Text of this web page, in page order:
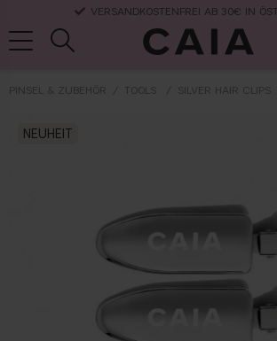
VERSANDKOSTENFREI AB 30€ IN
PINSEL & ZUBEHÖR TOOLS SILVER HAIR CLIPS
NEUHEIT